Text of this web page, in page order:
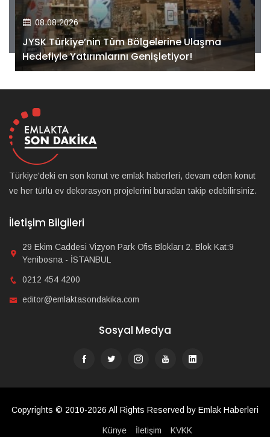
08.08.2026
Kentsel dönüşümde 3 milyon desteği: Tarihi
fırsat
Türkiye'deki en son konut ve emlak haberleri, devam eden konut
ve her türlü ev dekorasyon projelerini buradan takip edebilirsiniz.
İletişim Bilgileri
29 Ekim Caddesi Vizyon Park Ofis Blokları 2. Blok Kat:9
Yenibosna - İSTANBUL
0212 454 4200
editor@emlaktasondakika.com
Sosyal Medya
Copyrights © 2010-2026 All Rights Reserved by Emlak Haberleri
Künye İletişim KVKK